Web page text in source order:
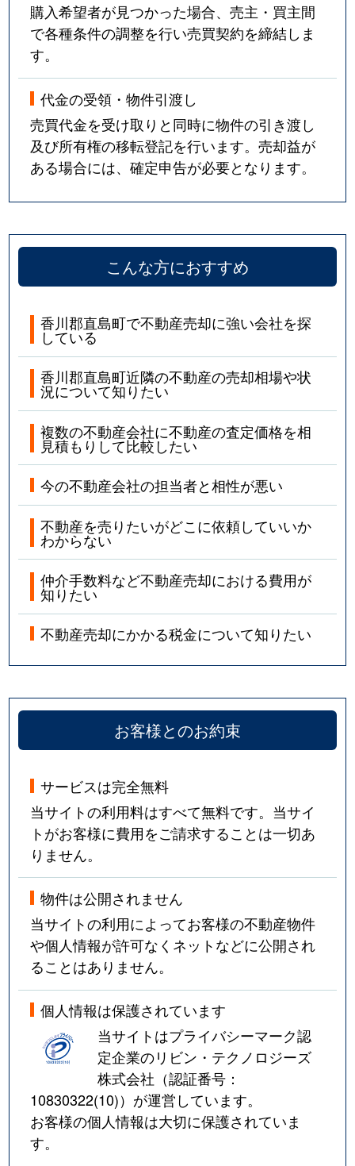
購入希望者が見つかった場合、売主・買主間
で各種条件の調整を行い売買契約を締結しま
す。
代金の受領・物件引渡し
売買代金を受け取りと同時に物件の引き渡し
及び所有権の移転登記を行います。売却益が
ある場合には、確定申告が必要となります。
こんな方におすすめ
香川郡直島町で不動産売却に強い会社を探
している
香川郡直島町近隣の不動産の売却相場や状
況について知りたい
複数の不動産会社に不動産の査定価格を相
見積もりして比較したい
今の不動産会社の担当者と相性が悪い
不動産を売りたいがどこに依頼していいか
わからない
仲介手数料など不動産売却における費用が
知りたい
不動産売却にかかる税金について知りたい
お客様とのお約束
サービスは完全無料
当サイトの利用料はすべて無料です。当サイ
トがお客様に費用をご請求することは一切あ
りません。
物件は公開されません
当サイトの利用によってお客様の不動産物件
や個人情報が許可なくネットなどに公開され
ることはありません。
個人情報は保護されています
当サイトはプライバシーマーク認
定企業のリビン・テクノロジーズ
株式会社（認証番号：
10830322(10)）が運営しています。
お客様の個人情報は大切に保護されていま
す。